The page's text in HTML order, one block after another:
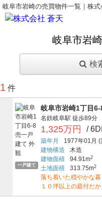
岐阜市岩崎の売買物件一覧｜株式
岐阜市岩
検
1 件
一戸建て
岐阜市岩崎1丁目6-
名鉄岐阜駅 徒歩89分
1,325万円 /
築年月 1977年01月 (
建物構造
木造
建物面積
94.91m2
土地面積 313.75m2
落ち着いた穏やかな
１０坪以上の庭付だ